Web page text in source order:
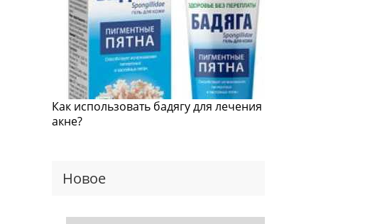
Как использовать бадягу для лечения
акне?
Новое